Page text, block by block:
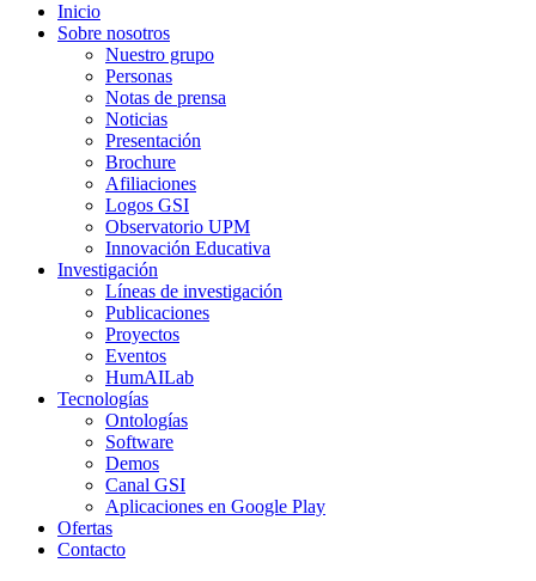
Inicio
Sobre nosotros
Nuestro grupo
Personas
Notas de prensa
Noticias
Presentación
Brochure
Afiliaciones
Logos GSI
Observatorio UPM
Innovación Educativa
Investigación
Líneas de investigación
Publicaciones
Proyectos
Eventos
HumAILab
Tecnologías
Ontologías
Software
Demos
Canal GSI
Aplicaciones en Google Play
Ofertas
Contacto